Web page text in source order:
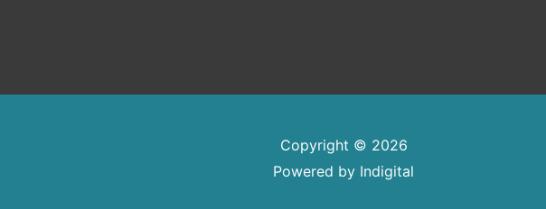
Copyright © 2026
Powered by Indigital